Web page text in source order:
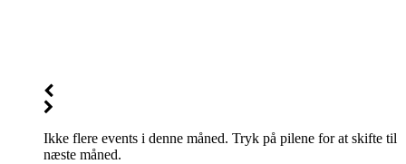
Ikke flere events i denne måned. Tryk på pilene for at skifte til
næste måned.